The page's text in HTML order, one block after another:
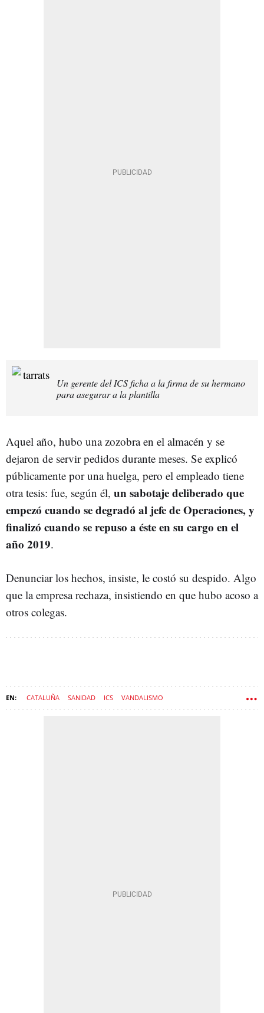
Un gerente del ICS ficha a la firma de su hermano
para asegurar a la plantilla
Aquel año, hubo una zozobra en el almacén y se
dejaron de servir pedidos durante meses. Se explicó
públicamente por una huelga, pero el empleado tiene
otra tesis: fue, según él, un sabotaje deliberado que
empezó cuando se degradó al jefe de Operaciones, y
finalizó cuando se repuso a éste en su cargo en el
año 2019.
Denunciar los hechos, insiste, le costó su despido. Algo
que la empresa rechaza, insistiendo en que hubo acoso a
otros colegas.
CATALUÑA SANIDAD ICS VANDALISMO